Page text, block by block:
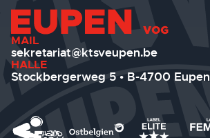
MAIL
sekretariat@ktsveupen.be
HALLE
Stockbergerweg 5 • B-4700 Eupen